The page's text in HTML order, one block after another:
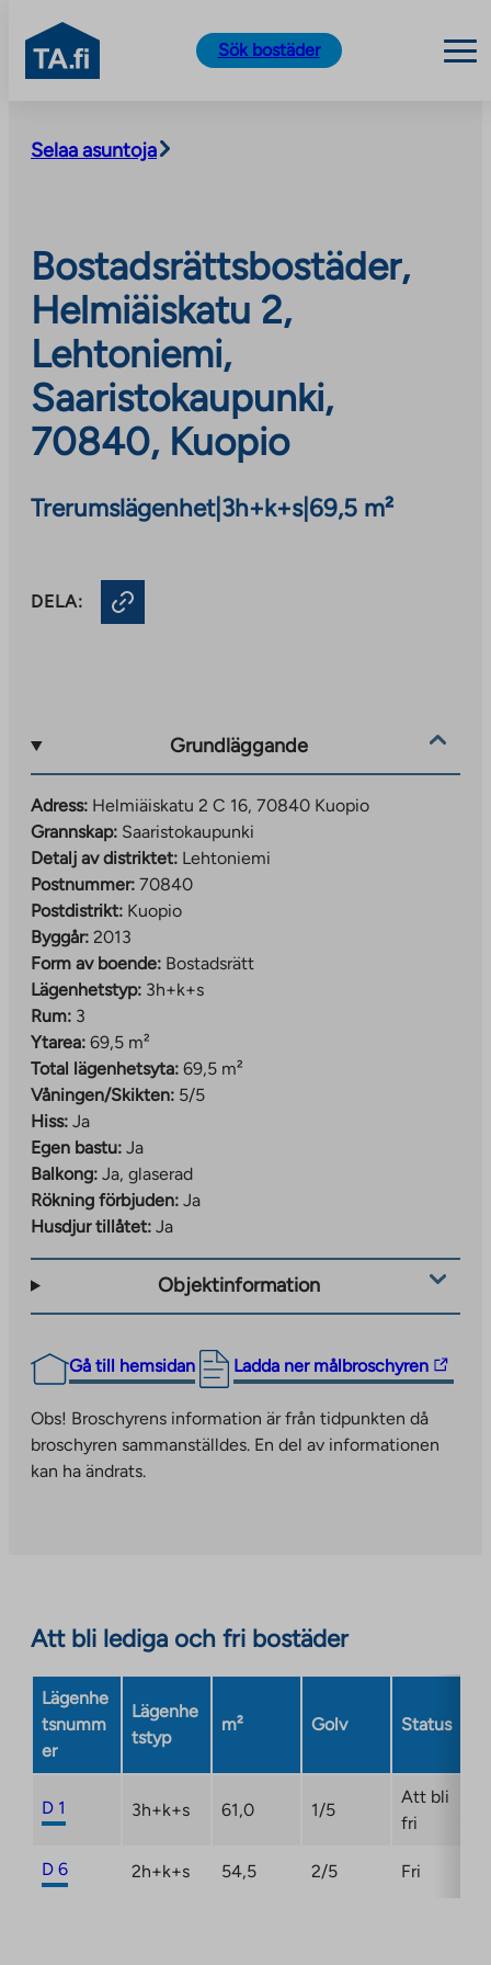
content
TA.fi
Sök bostäder
Selaa asuntoja
Bostadsrättsbostäder,
Helmiäiskatu 2,
Lehtoniemi,
Saaristokaupunki,
70840, Kuopio
Trerumslägenhet| 3h+k+s| 69,5 m²
DELA:
Grundläggande
Adress: Helmiäiskatu 2 C 16, 70840 Kuopio
Grannskap: Saaristokaupunki
Detalj av distriktet: Lehtoniemi
Postnummer: 70840
Postdistrikt: Kuopio
Byggår: 2013
Form av boende: Bostadsrätt
Lägenhetstyp: 3h+k+s
Rum: 3
Ytarea: 69,5 m²
Total lägenhetsyta: 69,5 m²
Våningen/Skikten: 5/5
Hiss: Ja
Egen bastu: Ja
Balkong: Ja, glaserad
Rökning förbjuden: Ja
Husdjur tillåtet: Ja
Objektinformation
Gå till hemsidan Ladda ner målbroschyren
The
link
takes
you
in
a
new
Obs! Broschyrens information är från tidpunkten då
broschyren sammanställdes. En del av informationen
kan ha ändrats.
Att bli lediga och fri bostäder
Lägenhe
tsnumm
er
Lägenhe
tstyp
m² Golv Status
D 1 3h+k+s 61,0 1/5
Att bli
fri
D 6 2h+k+s 54,5 2/5 Fri